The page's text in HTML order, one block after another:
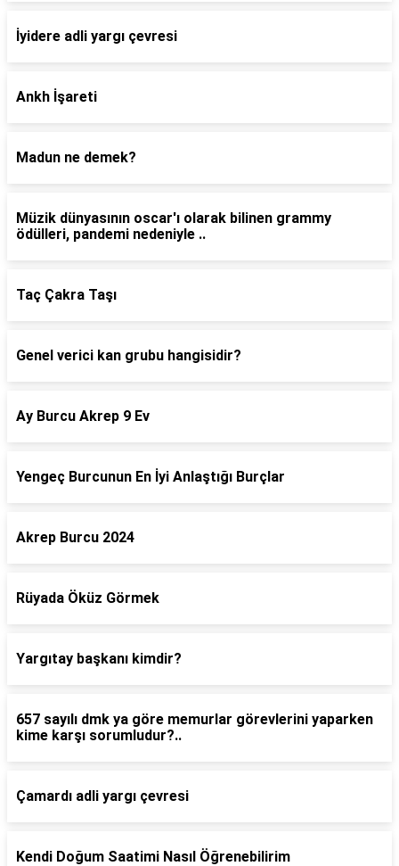
İyidere adli yargı çevresi
Ankh İşareti
Madun ne demek?
Müzik dünyasının oscar'ı olarak bilinen grammy
ödülleri, pandemi nedeniyle ..
Taç Çakra Taşı
Genel verici kan grubu hangisidir?
Ay Burcu Akrep 9 Ev
Yengeç Burcunun En İyi Anlaştığı Burçlar
Akrep Burcu 2024
Rüyada Öküz Görmek
Yargıtay başkanı kimdir?
657 sayılı dmk ya göre memurlar görevlerini yaparken
kime karşı sorumludur?..
Çamardı adli yargı çevresi
Kendi Doğum Saatimi Nasıl Öğrenebilirim